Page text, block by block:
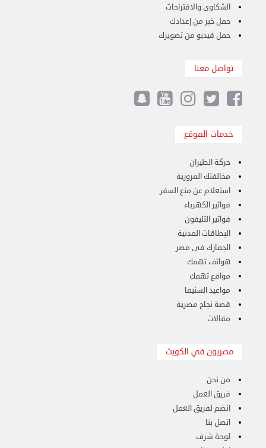
نقل عفش الكويت 50636444 فك وتركيب ايكيا ...
الأحد 17 سبتمبر 2023 01:24 م
هاف لوري لتوصيل ونقل العفش 65818808
الخميس 14 سبتمبر 2023 03:06 م
الشكاوى والاقتراحات
حمل خبر من إعدادك
حمل فيديو من تصويرك
تواصل معنا
خدمات الموقع
حركة الطيران
مخالفتك المرورية
استعلام عن منع السفر
فواتير الكهرباء
فواتير التليفون
البطاقات المدنية
الجمارك فى مصر
هواتف تهمك
مواقع تهمك
مواعيد السنيما
قصة نجاح مصرية
مقالات
مصريون في الكويت
من نحن
فريق العمل
انضم لفريق العمل
اتصل بنا
لوحة شرف